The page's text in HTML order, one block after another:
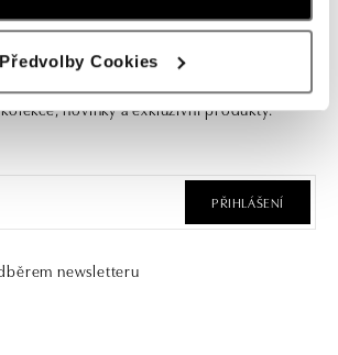
Předvolby Cookies
odběru newsletteru
novinky a exkluzivní produkty.
PŘIHLÁŠENÍ
newsletteru